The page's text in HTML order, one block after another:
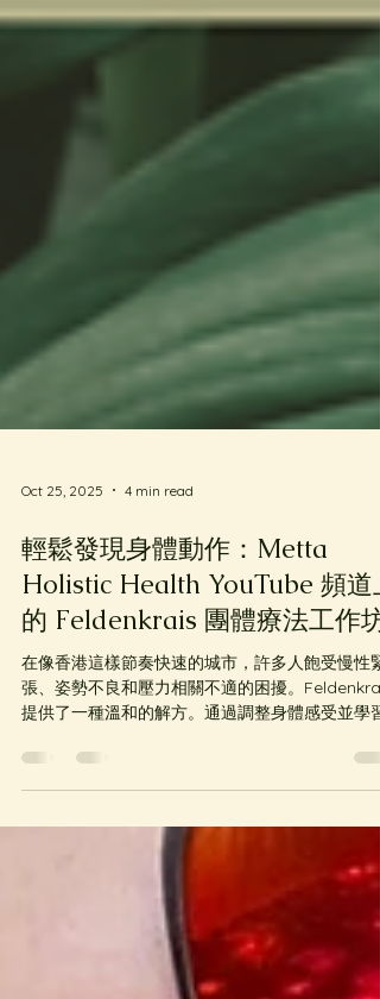
Oct 25, 2025 4 min read
輕鬆發現身體動作：Metta
Holistic Health YouTube 頻道
的 Feldenkrais 團體療法工作坊
在像香港這樣節奏快速的城市，許多人飽受慢性緊
提供了一種溫和的解方。通過調整身體感受並學習
新的動作模式，你可以 減輕疼痛、改善功能，並感
Hong Kong, many people suffer from chronic
discomfort. Feldenkrais offers a gentle
By tuning into your body’s sensations and
learning new movement patterns, you can
reduce pain, improve function, and feel more
connected to yourself.